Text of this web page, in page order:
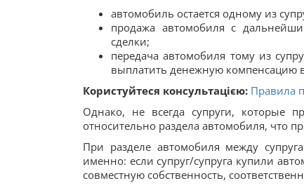
автомобиль остается одному из
продажа автомобиля с
сделки;
передача автомобиля тому из
выплатить денежную компенсацию
Користуйтеся консультацією: Правила
Однако, не всегда супруги, которые
относительно раздела автомобиля, что
При разделе автомобиля между
именно: если супруг/супруга купили
совместную собственность,